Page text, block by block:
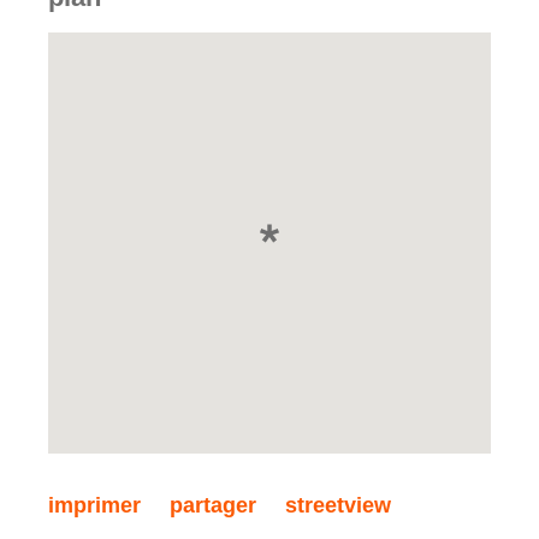
imprimer partager streetview